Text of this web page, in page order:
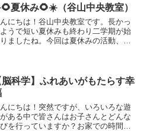
らお庭作りをご近所の...
夏休み🌻☀️（谷山中央教室）
にちは！谷山中央教室です。長かっ
うで短い夏休みも終わり二学期が始
ましたね。今回は夏休みの活動、最
イブを楽しみます到着...
脳科学】ふれあいがもたらす幸
んにちは！突然ですが、いろいろな遊
ある中で皆さんはお子さんとどんな
を行っていますか？お家での時間を